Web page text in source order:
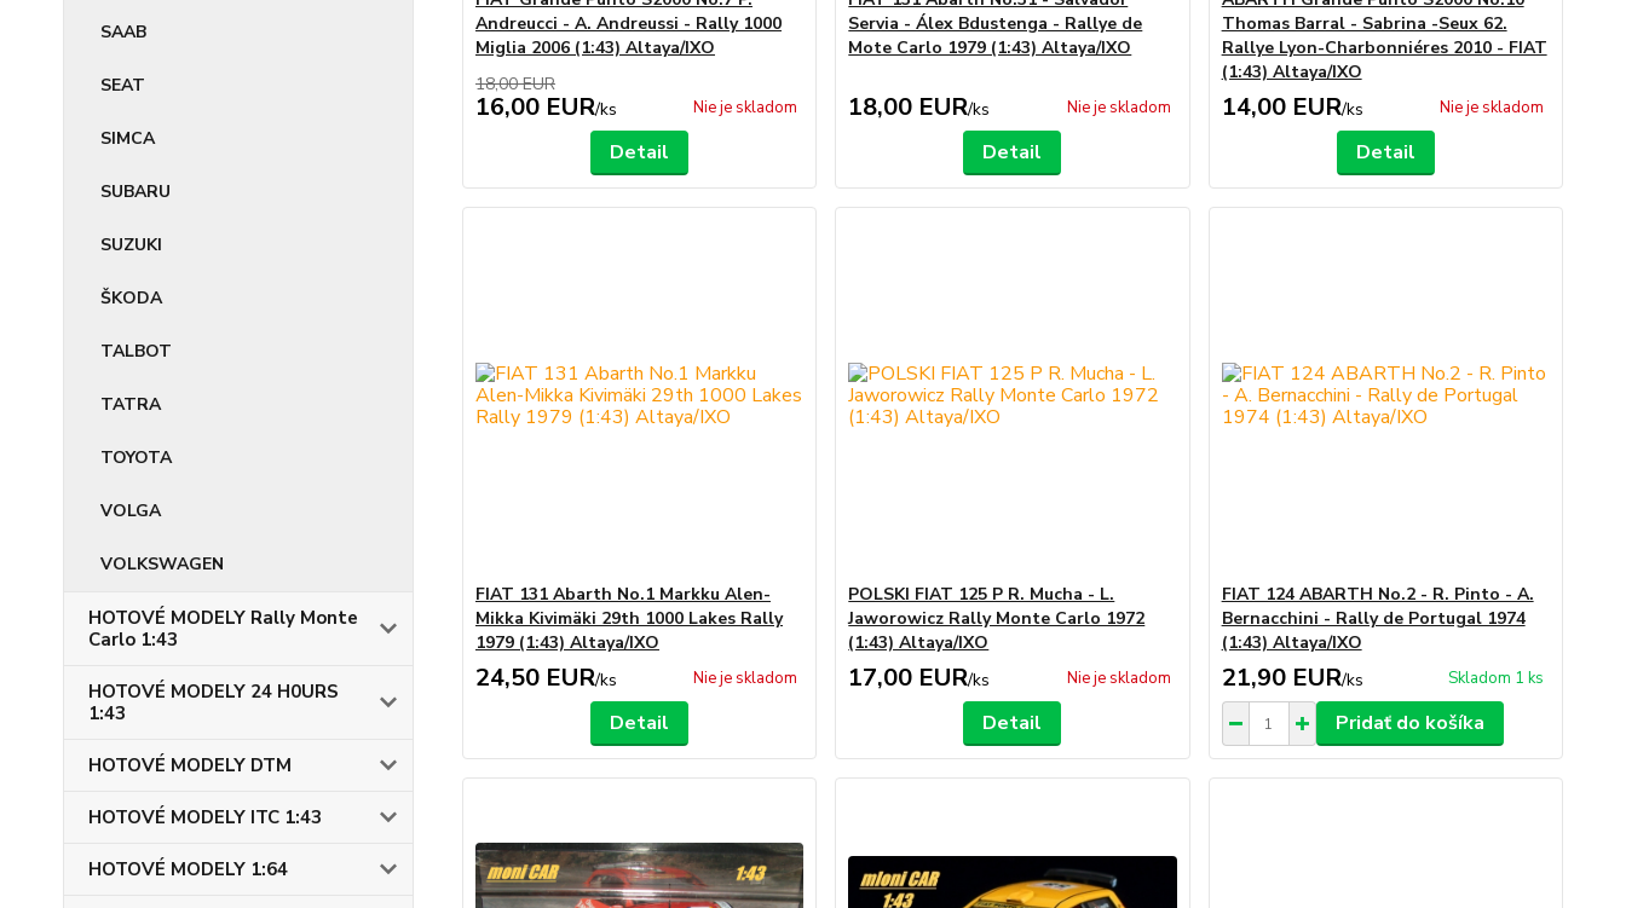
SAAB
SEAT
SIMCA
SUBARU
SUZUKI
ŠKODA
TALBOT
TATRA
TOYOTA
VOLGA
VOLKSWAGEN
HOTOVÉ MODELY Rally Monte
Carlo 1:43
HOTOVÉ MODELY 24 H0URS
1:43
HOTOVÉ MODELY DTM
HOTOVÉ MODELY ITC 1:43
HOTOVÉ MODELY 1:64
Andreucci - A. Andreussi - Rally 1000
Miglia 2006 (1:43) Altaya/IXO
18,00 EUR
16,00 EUR/ks Nie je skladom
Detail
Servia - Álex Bdustenga - Rallye de
Mote Carlo 1979 (1:43) Altaya/IXO
18,00 EUR/ks Nie je skladom
Detail
Thomas Barral - Sabrina -Seux 62.
Rallye Lyon-Charbonniéres 2010 - FIAT
(1:43) Altaya/IXO
14,00 EUR/ks Nie je skladom
Detail
FIAT 131 Abarth No.1 Markku Alen-
Mikka Kivimäki 29th 1000 Lakes Rally
1979 (1:43) Altaya/IXO
24,50 EUR/ks Nie je skladom
Detail
POLSKI FIAT 125 P R. Mucha - L.
Jaworowicz Rally Monte Carlo 1972
(1:43) Altaya/IXO
17,00 EUR/ks Nie je skladom
Detail
FIAT 124 ABARTH No.2 - R. Pinto - A.
Bernacchini - Rally de Portugal 1974
(1:43) Altaya/IXO
21,90 EUR/ks Skladom 1 ks
Pridať do košíka